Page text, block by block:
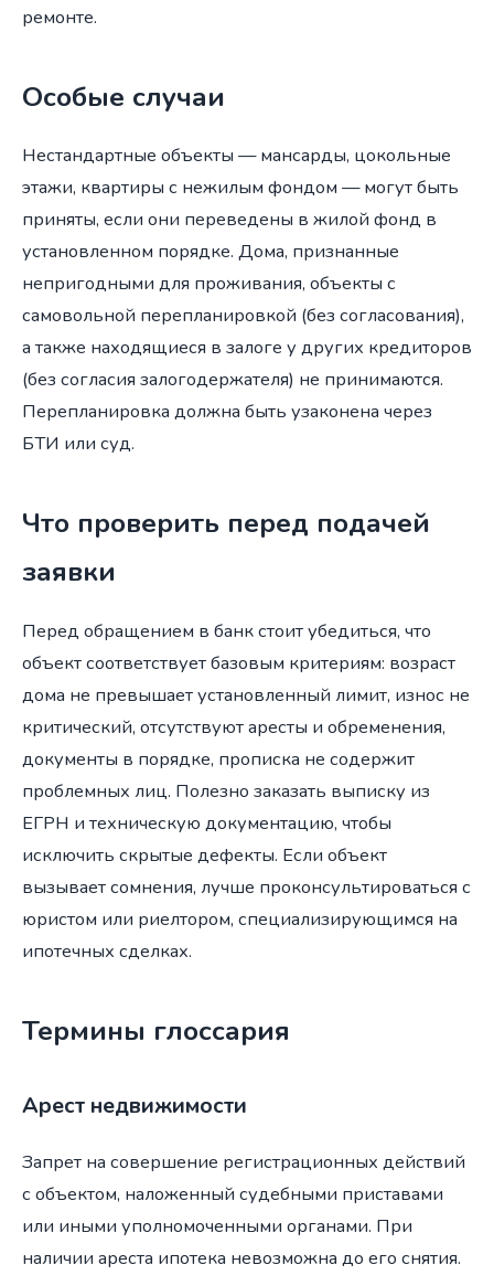
ремонте.
Особые случаи
Нестандартные объекты — мансарды, цокольные
этажи, квартиры с нежилым фондом — могут быть
приняты, если они переведены в жилой фонд в
установленном порядке. Дома, признанные
непригодными для проживания, объекты с
самовольной перепланировкой (без согласования),
а также находящиеся в залоге у других кредиторов
(без согласия залогодержателя) не принимаются.
Перепланировка должна быть узаконена через
БТИ или суд.
Что проверить перед подачей
заявки
Перед обращением в банк стоит убедиться, что
объект соответствует базовым критериям: возраст
дома не превышает установленный лимит, износ не
критический, отсутствуют аресты и обременения,
документы в порядке, прописка не содержит
проблемных лиц. Полезно заказать выписку из
ЕГРН и техническую документацию, чтобы
исключить скрытые дефекты. Если объект
вызывает сомнения, лучше проконсультироваться с
юристом или риелтором, специализирующимся на
ипотечных сделках.
Термины глоссария
Арест недвижимости
Запрет на совершение регистрационных действий
с объектом, наложенный судебными приставами
или иными уполномоченными органами. При
наличии ареста ипотека невозможна до его снятия.